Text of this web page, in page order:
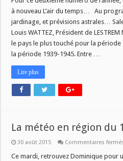
à nouveau L’air du temps… Au
jardinage, et prévisions astrales…
Louis WATTEZ, Président de
le pays le plus touché pour la période
la période 1939-1945. Entre …
Lire plus
La météo en région du
30 août 2015 Commentaires
Ce mardi, retrouvez Dominique pour